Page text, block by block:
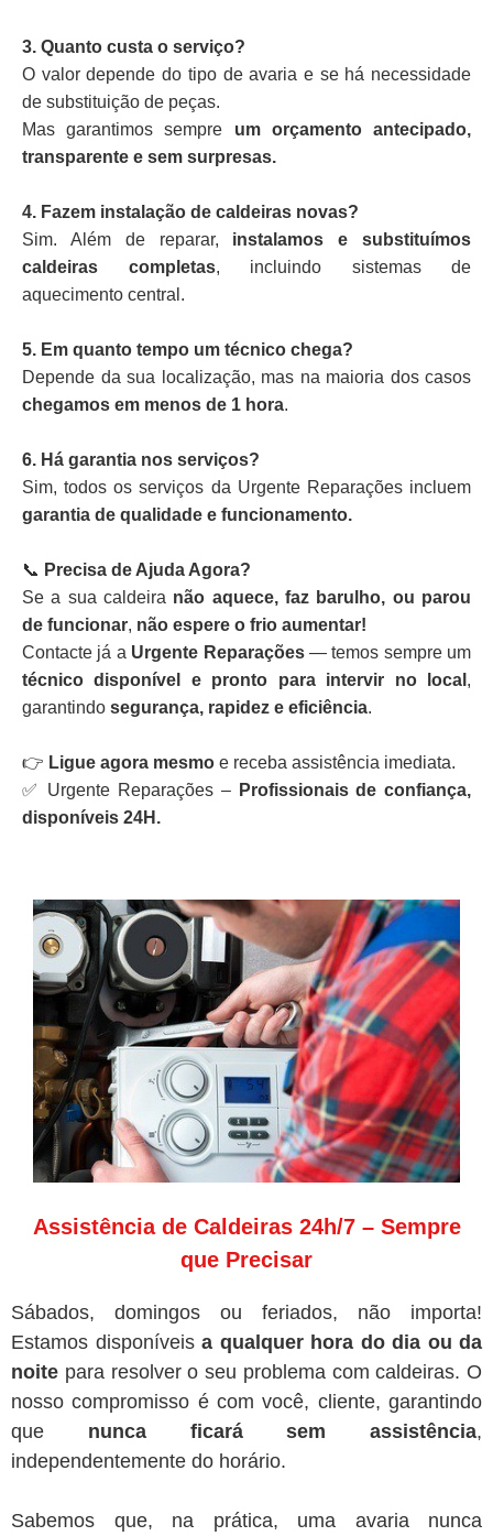
3. Quanto custa o serviço?
O valor depende do tipo de avaria e se há necessidade
de substituição de peças.
Mas garantimos sempre um orçamento antecipado,
transparente e sem surpresas.
4. Fazem instalação de caldeiras novas?
Sim. Além de reparar, instalamos e substituímos
caldeiras completas, incluindo sistemas de
aquecimento central.
5. Em quanto tempo um técnico chega?
Depende da sua localização, mas na maioria dos casos
chegamos em menos de 1 hora.
6. Há garantia nos serviços?
Sim, todos os serviços da Urgente Reparações incluem
garantia de qualidade e funcionamento.
📞 Precisa de Ajuda Agora?
Se a sua caldeira não aquece, faz barulho, ou parou
de funcionar, não espere o frio aumentar!
Contacte já a Urgente Reparações— temos sempre um
técnico disponível e pronto para intervir no local ,
garantindo segurança, rapidez e eficiência.
👉 Ligue agora mesmo e receba assistência imediata.
✅ Urgente Reparações – Profissionais de confiança,
disponíveis 24H.
Assistência de Caldeiras 24h/7 – Sempre
que Precisar
Sábados, domingos ou feriados, não importa!
Estamos disponíveis a qualquer hora do dia ou da
noite para resolver o seu problema com caldeiras. O
nosso compromisso é com você, cliente, garantindo
que nunca ficará sem assistência,
independentemente do horário.
Sabemos que, na prática, uma avaria nunca